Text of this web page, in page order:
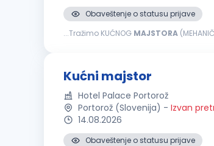
Obaveštenje o statusu prijave
...Tražimo KUĆNOG MAJSTORA
Kućni majstor
Hotel Palace Portorož
Portorož (Slovenija) - Izvan
14.08.2026
Obaveštenje o statusu prijave